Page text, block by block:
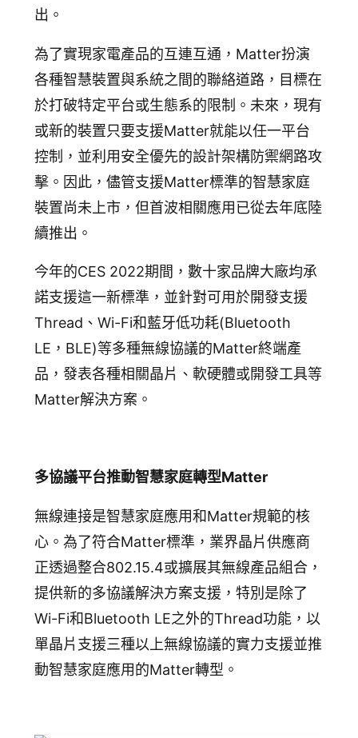
出。
為了實現家電產品的互連互通，Matter扮演
各種智慧裝置與系統之間的聯絡道路，目標在
於打破特定平台或生態系的限制。未來，現有
或新的裝置只要支援Matter就能以任一平台
控制，並利用安全優先的設計架構防禦網路攻
擊。因此，儘管支援Matter標準的智慧家庭
裝置尚未上市，但首波相關應用已從去年底陸
續推出。
今年的CES 2022期間，數十家品牌大廠均承
諾支援這一新標準，並針對可用於開發支援
Thread、Wi-Fi和藍牙低功耗(Bluetooth
LE，BLE)等多種無線協議的Matter終端產
品，發表各種相關晶片、軟硬體或開發工具等
Matter解決方案。
多協議平台推動智慧家庭轉型Matter
無線連接是智慧家庭應用和Matter規範的核
心。為了符合Matter標準，業界晶片供應商
正透過整合802.15.4或擴展其無線產品組合，
提供新的多協議解決方案支援，特別是除了
Wi-Fi和Bluetooth LE之外的Thread功能，以
單晶片支援三種以上無線協議的實力支援並推
動智慧家庭應用的Matter轉型。
追蹤我的訂單
會員資料管理
查看我的最愛